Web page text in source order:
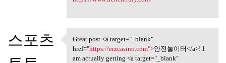
스포츠
Great post <a target="_blank"
Great post <a target="_blank"
href="https://erzcasino.com">안전놀이터</a>! I
am actually getting <a target="_blank"